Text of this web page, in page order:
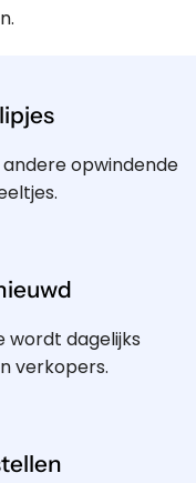
opwindende
wordt dagelijks
verkopers.